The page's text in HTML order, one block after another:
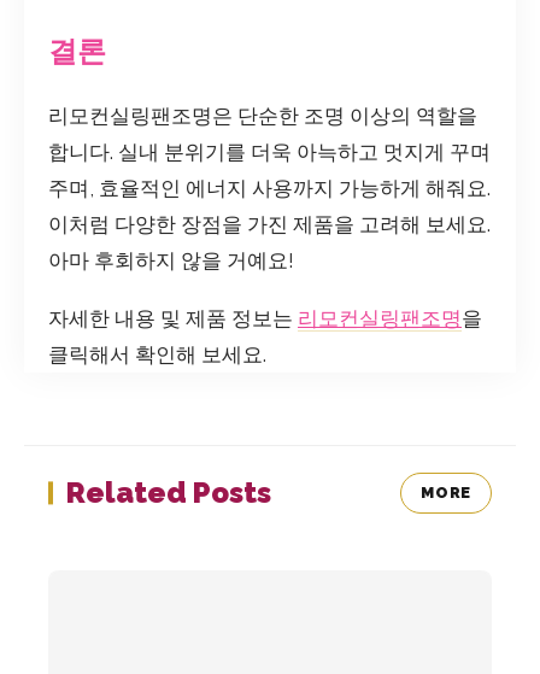
결론
리모컨실링팬조명은 단순한 조명 이상의 역할을
합니다. 실내 분위기를 더욱 아늑하고 멋지게 꾸며
주며, 효율적인 에너지 사용까지 가능하게 해줘요.
이처럼 다양한 장점을 가진 제품을 고려해 보세요.
아마 후회하지 않을 거예요!
자세한 내용 및 제품 정보는 리모컨실링팬조명을
클릭해서 확인해 보세요.
Related Posts MORE